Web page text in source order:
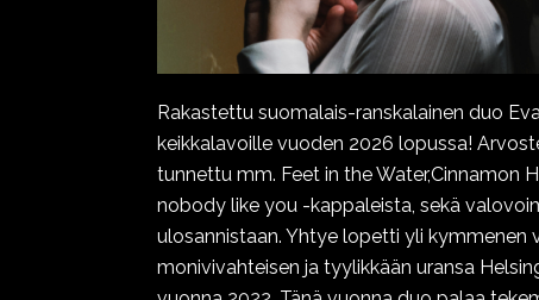
Rakastettu suomalais-ranskalainen duo
keikkalavoille vuoden 2026 lopussa!
tunnettu mm. Feet in the Water,Cinnamon
nobody like you -kappaleista, sekä
ulosannistaan. Yhtye lopetti yli kymmenen
monivivahteisen ja tyylikkään uransa